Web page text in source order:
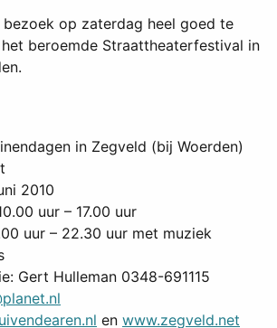
bezoek op zaterdag heel goed te
beroemde Straattheaterfestival in
in Zegveld (bij Woerden)
2010
uur – 17.00 uur
uur – 22.30 uur met muziek
Gert Hulleman 0348-691115
en www.zegveld.net